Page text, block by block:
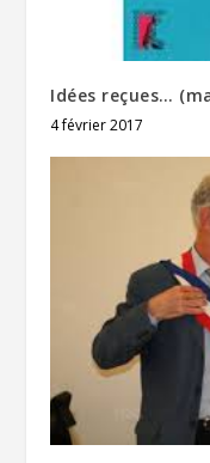
Idées reçues…
4 février 2017